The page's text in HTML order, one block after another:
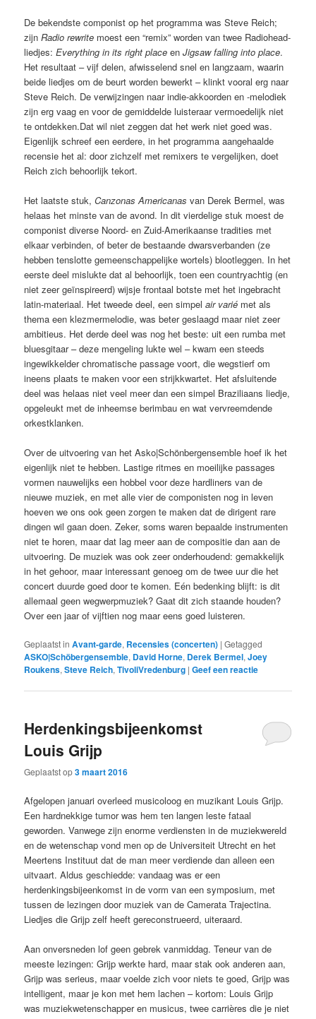
De bekendste componist op het programma was Steve Reich;
zijnRadio rewrite moest een “remix” worden van twee Radiohead-
liedjes:Everything in its right place enJigsaw falling into place.
Het resultaat – vijf delen, afwisselend snel en langzaam, waarin
beide liedjes om de beurt worden bewerkt – klinkt vooral erg naar
Steve Reich. De verwijzingen naar indie-akkoorden en -melodiek
zijn erg vaag en voor de gemiddelde luisteraar vermoedelijk niet
te ontdekken.Dat wil niet zeggen dat het werk niet goed was.
Eigenlijk schreef een eerdere, in het programma aangehaalde
recensie het al: door zichzelf met remixers te vergelijken, doet
Reich zich behoorlijk tekort.
Het laatste stuk,Canzonas Americanas van Derek Bermel, was
helaas het minste van de avond. In dit vierdelige stuk moest de
componist diverse Noord- en Zuid-Amerikaanse tradities met
elkaar verbinden, of beter de bestaande dwarsverbanden (ze
hebben tenslotte gemeenschappelijke wortels) blootleggen. In het
eerste deel mislukte dat al behoorlijk, toen een countryachtig (en
niet zeer geïnspireerd) wijsje frontaal botste met het ingebracht
latin-materiaal. Het tweede deel, een simpelair varié met als
thema een klezmermelodie, was beter geslaagd maar niet zeer
ambitieus. Het derde deel was nog het beste: uit een rumba met
bluesgitaar – deze mengeling lukte wel – kwam een steeds
ingewikkelder chromatische passage voort, die wegstierf om
ineens plaats te maken voor een strijkkwartet. Het afsluitende
deel was helaas niet veel meer dan een simpel Braziliaans liedje,
opgeleukt met de inheemse berimbau en wat vervreemdende
orkestklanken.
Over de uitvoering van het Asko|Schönbergensemble hoef ik het
eigenlijk niet te hebben. Lastige ritmes en moeilijke passages
vormen nauwelijks een hobbel voor deze hardliners van de
nieuwe muziek, en met alle vier de componisten nog in leven
hoeven we ons ook geen zorgen te maken dat de dirigent rare
dingen wil gaan doen. Zeker, soms waren bepaalde instrumenten
niet te horen, maar dat lag meer aan de compositie dan aan de
uitvoering. De muziek was ook zeer onderhoudend: gemakkelijk
in het gehoor, maar interessant genoeg om de twee uur die het
concert duurde goed door te komen. Eén bedenking blijft: is dit
allemaal geen wegwerpmuziek? Gaat dit zich staande houden?
Over een jaar of vijftien nog maar eens goed luisteren.
Geplaatst in Avant-garde, Recensies (concerten) |Getagged
ASKO|Schöbergensemble, David Horne, Derek Bermel,Joey
Roukens,Steve Reich,TivoliVredenburg |Geef een reactie
Herdenkingsbijeenkomst
Louis Grijp
Geplaatst op3 maart 2016
Afgelopen januari overleed musicoloog en muzikant Louis Grijp.
Een hardnekkige tumor was hem ten langen leste fataal
geworden. Vanwege zijn enorme verdiensten in de muziekwereld
en de wetenschap vond men op de Universiteit Utrecht en het
Meertens Instituut dat de man meer verdiende dan alleen een
uitvaart. Aldus geschiedde: vandaag was er een
herdenkingsbijeenkomst in de vorm van een symposium, met
tussen de lezingen door muziek van de Camerata Trajectina.
Liedjes die Grijp zelf heeft gereconstrueerd, uiteraard.
Aan onversneden lof geen gebrek vanmiddag. Teneur van de
meeste lezingen: Grijp werkte hard, maar stak ook anderen aan,
Grijp was serieus, maar voelde zich voor niets te goed, Grijp was
intelligent, maar je kon met hem lachen – kortom: Louis Grijp
was muziekwetenschapper en musicus, twee carrières die je niet